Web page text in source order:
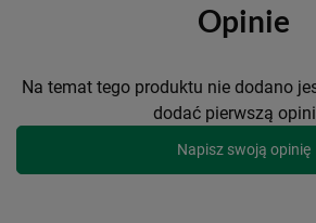
Opinie
Na temat tego produktu nie dodano
dodać pierwszą
Napisz swoją opinię